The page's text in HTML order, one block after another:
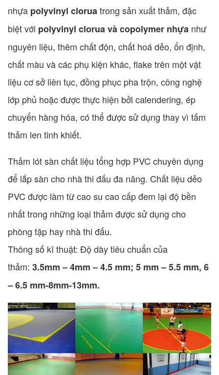
nhựa polyvinyl cloruatrong sản xuất thảm, đặc
biệt với polyvinyl clorua và copolymer nhựa như
nguyên liệu, thêm chất độn, chất hoá dẻo, ổn định,
chất màu và các phụ kiện khác, flake trên một vật
liệu cơ sở liên tục, đồng phục pha trộn, công nghệ
lớp phủ hoặc được thực hiện bởi calendering, ép
chuyển hàng hóa, có thể được sử dụng thay vì tấm
thảm len tinh khiết.
Thảm lót sàn chất liệu tổng hợp PVC chuyên dụng
để lắp sàn cho nhà thi đấu đa năng. Chất liệu dẻo
PVC được làm từ cao su cao cấp đem lại độ bền
nhất trong những loại thảm được sử dụng cho
phòng tập hay nhà thi đấu.
Thông số kĩ thuật: Độ dày tiêu chuẩn của
thảm: 3.5mm – 4mm – 4.5 mm; 5 mm – 5.5 mm, 6
– 6.5 mm-8mm-13mm.